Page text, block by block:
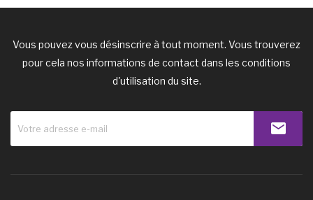
Vous pouvez vous désinscrire à tout moment. Vous trouverez
pour cela nos informations de contact dans les conditions
d'utilisation du site.